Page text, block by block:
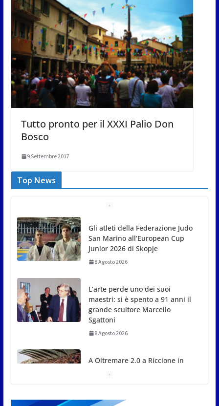
Tutto pronto per il XXXI Palio Don
Bosco
9 Settembre 2017
Top News
L’arte perde uno dei suoi
maestri: si è spento a 91 anni il
grande scultore Marcello
Sgattoni
A Oltremare 2.0 a Riccione in
migliaia per incontrare i
DinsiemE
8 Agosto 2026
Inaugurato il nuovo Parco Bellini a Sant’Andrea in